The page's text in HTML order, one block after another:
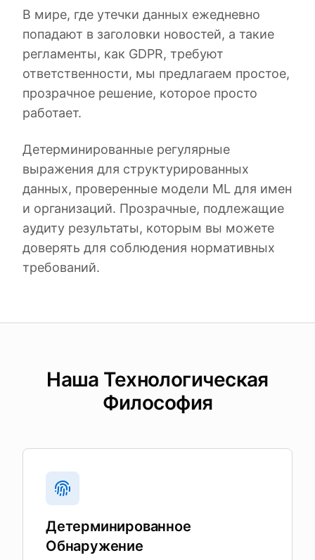
В мире, где утечки данных ежедневно
попадают в заголовки новостей, а такие
регламенты, как GDPR, требуют
ответственности, мы предлагаем простое,
прозрачное решение, которое просто
работает.
Детерминированные регулярные
выражения для структурированных
данных, проверенные модели ML для имен
и организаций. Прозрачные, подлежащие
аудиту результаты, которым вы можете
доверять для соблюдения нормативных
требований.
Наша Технологическая
Философия
Детерминированное
Обнаружение